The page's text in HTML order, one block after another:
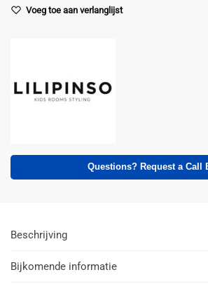
Voeg toe aan verlanglijst
Questions? Request a Call
Beschrijving
Bijkomende informatie